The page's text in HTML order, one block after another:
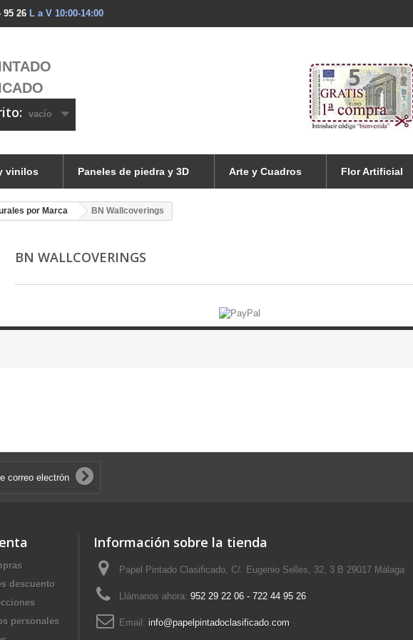
95 26 L a V 10:00-14:00
vacío
vinilos Paneles de piedra y 3D Arte y Cuadros Flor Artificial
por Marca BN Wallcoverings
BN WALLCOVERINGS
descuento
personales
Información sobre la tienda
Papel Pintado Clasificado, C/. Eugenio Selles, 32, 3 B 29017 Málaga
Llámanos ahora: 952 29 22 06 - 722 44 95 26
Email: info@papelpintadoclasificado.com